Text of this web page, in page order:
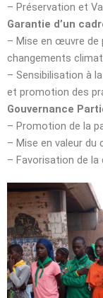
– Préservation et
Garantie d’un
– Mise en œuvre
changements
– Sensibilisation à
et promotion des
Gouvernance
– Promotion de la
– Mise en valeur du
– Favorisation de